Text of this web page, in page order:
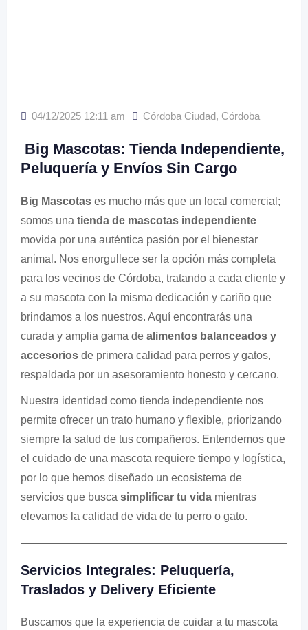
04/12/2025 12:11 am Córdoba Ciudad, Córdoba
Big Mascotas: Tienda Independiente,
Peluquería y Envíos Sin Cargo
Big Mascotas es mucho más que un local comercial;
somos una tienda de mascotas independiente
movida por una auténtica pasión por el bienestar
animal. Nos enorgullece ser la opción más completa
para los vecinos de Córdoba, tratando a cada cliente y
a su mascota con la misma dedicación y cariño que
brindamos a los nuestros. Aquí encontrarás una
curada y amplia gama de alimentos balanceados y
accesorios de primera calidad para perros y gatos,
respaldada por un asesoramiento honesto y cercano.
Nuestra identidad como tienda independiente nos
permite ofrecer un trato humano y flexible, priorizando
siempre la salud de tus compañeros. Entendemos que
el cuidado de una mascota requiere tiempo y logística,
por lo que hemos diseñado un ecosistema de
servicios que busca simplificar tu vida mientras
elevamos la calidad de vida de tu perro o gato.
Servicios Integrales: Peluquería,
Traslados y Delivery Eficiente
Buscamos que la experiencia de cuidar a tu mascota